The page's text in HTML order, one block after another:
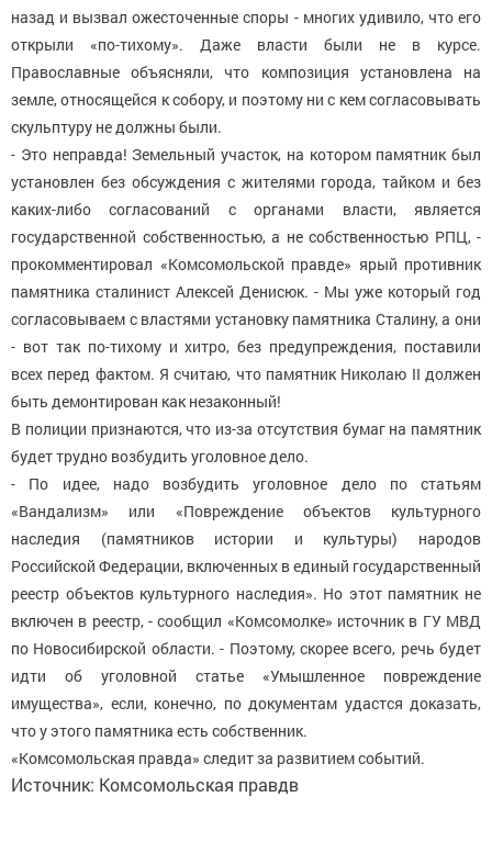
назад и вызвал ожесточенные споры - многих удивило, что его
открыли «по-тихому». Даже власти были не в курсе.
Православные объясняли, что композиция установлена на
земле, относящейся к собору, и поэтому ни с кем согласовывать
скульптуру не должны были.
- Это неправда! Земельный участок, на котором памятник был
установлен без обсуждения с жителями города, тайком и без
каких-либо согласований с органами власти, является
государственной собственностью, а не собственностью РПЦ, -
прокомментировал «Комсомольской правде» ярый противник
памятника сталинист Алексей Денисюк. - Мы уже который год
согласовываем с властями установку памятника Сталину, а они
- вот так по-тихому и хитро, без предупреждения, поставили
всех перед фактом. Я считаю, что памятник Николаю II должен
быть демонтирован как незаконный!
В полиции признаются, что из-за отсутствия бумаг на памятник
будет трудно возбудить уголовное дело.
- По идее, надо возбудить уголовное дело по статьям
«Вандализм» или «Повреждение объектов культурного
наследия (памятников истории и культуры) народов
Российской Федерации, включенных в единый государственный
реестр объектов культурного наследия». Но этот памятник не
включен в реестр, - сообщил «Комсомолке» источник в ГУ МВД
по Новосибирской области. - Поэтому, скорее всего, речь будет
идти об уголовной статье «Умышленное повреждение
имущества», если, конечно, по документам удастся доказать,
что у этого памятника есть собственник.
«Комсомольская правда» следит за развитием событий.
Источник: Комсомольская правдв